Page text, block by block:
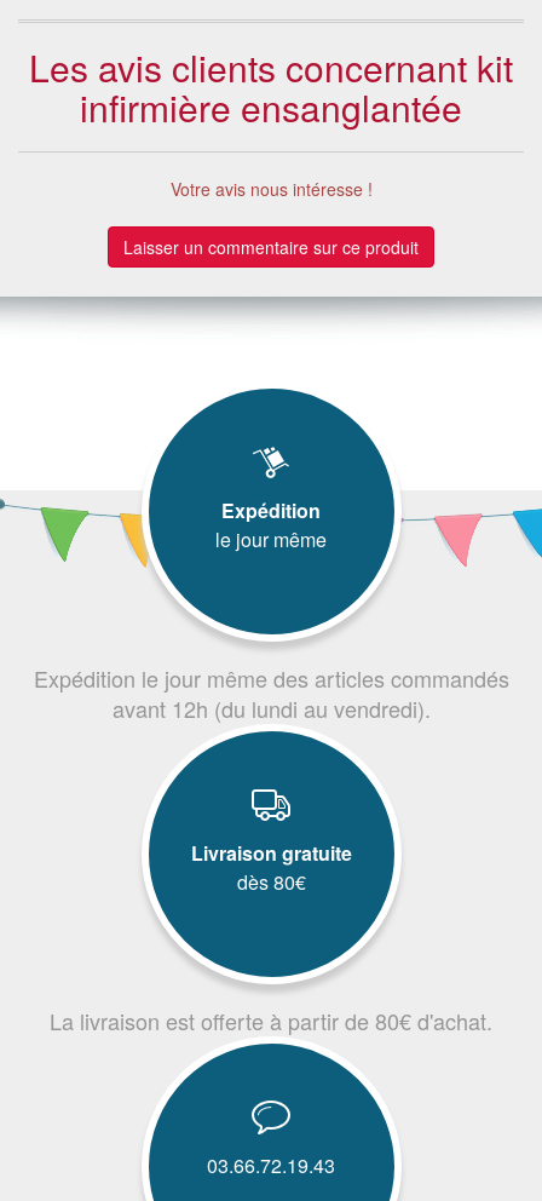
Les avis clients concernant kit
infirmière ensanglantée
Votre avis nous intéresse !
Laisser un commentaire sur ce produit
Expédition
le jour même
Expédition le jour même des articles commandés
avant 12h (du lundi au vendredi).
Livraison gratuite
dès 80€
La livraison est offerte à partir de 80€ d'achat.
03.66.72.19.43